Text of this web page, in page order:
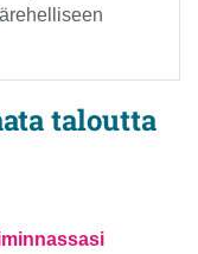
taloutta